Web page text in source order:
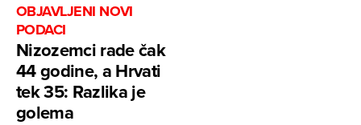
OBJAVLJENI NOVI
PODACI
Nizozemci rade čak
44 godine, a Hrvati
tek 35: Razlika je
golema